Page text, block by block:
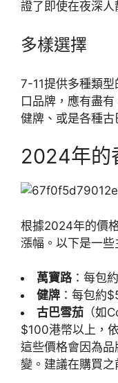
證了即使在夜深人
多樣選擇
7-11提供多種類
口品牌，應有盡
健牌、或是各種古
2024年的
根據2024年的價
漲幅。以下是一些
萬寶路：每包
健牌 ：每包約
古巴雪茄 （如
$100港幣以上，
這些價格會因為
變。建議在購買之